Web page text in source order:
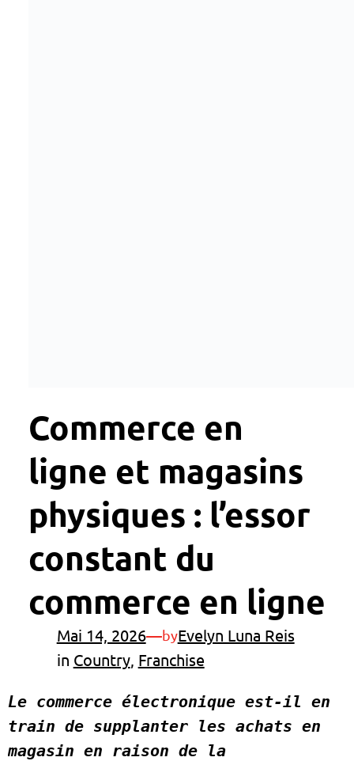
Commerce en
ligne et magasins
physiques : l’essor
constant du
commerce en ligne
Mai 14, 2026—byEvelyn Luna Reis
in Country, Franchise
Le commerce électronique est-il en
train de supplanter les achats en
magasin en raison de la